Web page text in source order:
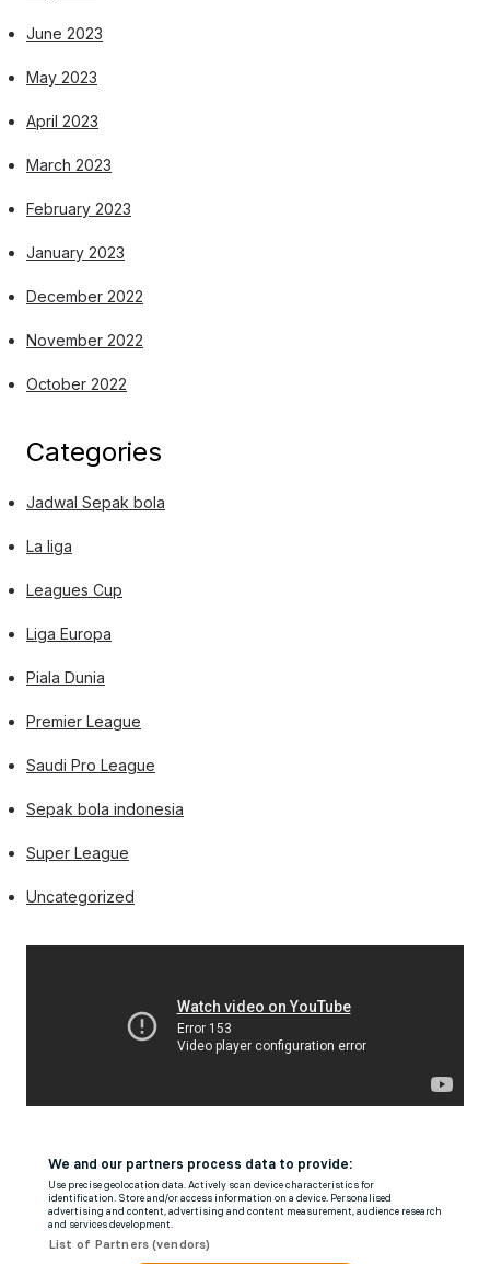
June 2023
May 2023
April 2023
March 2023
February 2023
January 2023
December 2022
November 2022
October 2022
Categories
Jadwal Sepak bola
La liga
Leagues Cup
Liga Europa
Piala Dunia
Premier League
Saudi Pro League
Sepak bola indonesia
Super League
Uncategorized